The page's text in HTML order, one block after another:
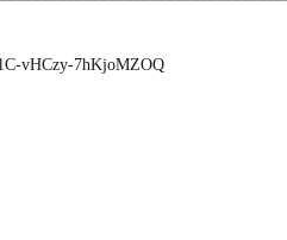
vHCzy-7hKjoMZOQ